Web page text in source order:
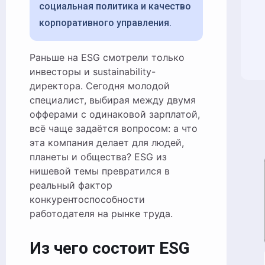
социальная политика и качество
корпоративного управления.
Раньше на ESG смотрели только
инвесторы и sustainability-
директора. Сегодня молодой
специалист, выбирая между двумя
офферами с одинаковой зарплатой,
всё чаще задаётся вопросом: а что
эта компания делает для людей,
планеты и общества? ESG из
нишевой темы превратился в
реальный фактор
конкурентоспособности
работодателя на рынке труда.
Из чего состоит ESG